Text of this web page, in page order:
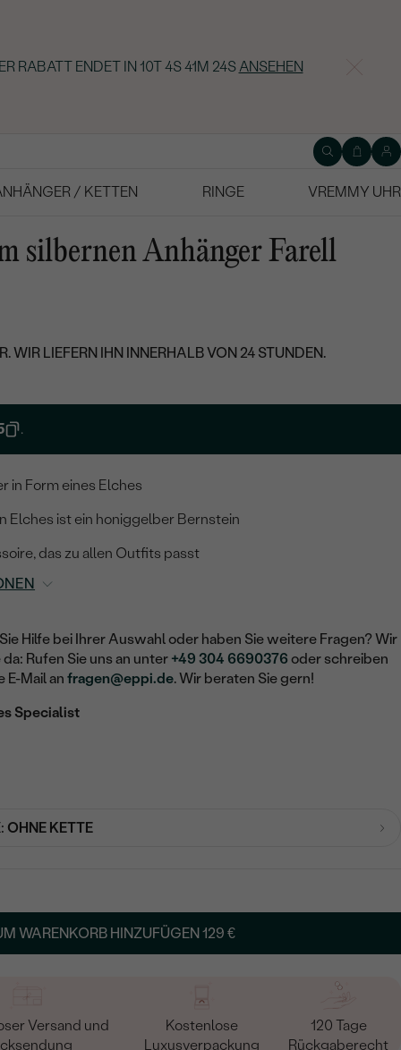
RABATT ENDET IN 10T 4S 41M 22SANSEHEN
/ KETTEN RINGE
VREMMY UHR
silbernen Anhänger Farell
WIR LIEFERN IHN INNERHALB VON 24 STUNDEN.
.
in Form eines Elches
Elches ist ein honiggelber Bernstein
das zu allen Outfits passt
Hilfe bei Ihrer Auswahl oder haben Sie weitere Fragen? Wir
Rufen Sie uns an unter +49 304 6690376 oder schreiben
E-Mail anfragen@eppi.de. Wir beraten Sie gern!
Specialist
OHNE KETTE
WARENKORB HINZUFÜGEN129 €
Versand und
Kostenlose
Luxusverpackung
120 Tage
Rückgaberecht